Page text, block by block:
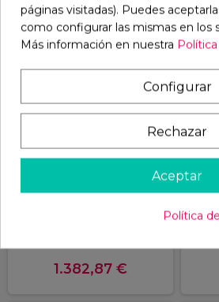
TOOLBOX ISO - Cajón
1.382,87 €
páginas visitadas). Puedes
como configurar las mismas en los
Más información en nuestra
Configurar
Rechazar
Aceptar
Política